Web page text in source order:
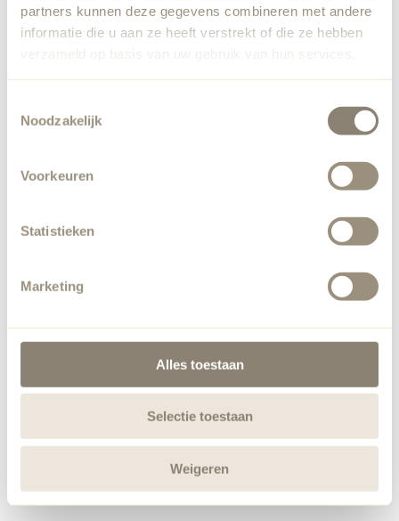
partners kunnen deze gegevens combineren met andere
informatie die u aan ze heeft verstrekt of die ze hebben
verzameld op basis van uw gebruik van hun services.
Noodzakelijk
Voorkeuren
Statistieken
Marketing
Alles toestaan
Selectie toestaan
Weigeren